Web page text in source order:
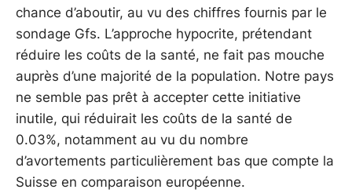
chance d’aboutir, au vu des chiffres fournis par le
sondage Gfs. L’approche hypocrite, prétendant
réduire les coûts de la santé, ne fait pas mouche
auprès d’une majorité de la population. Notre pays
ne semble pas prêt à accepter cette initiative
inutile, qui réduirait les coûts de la santé de
0.03%, notamment au vu du nombre
d’avortements particulièrement bas que compte la
Suisse en comparaison européenne.